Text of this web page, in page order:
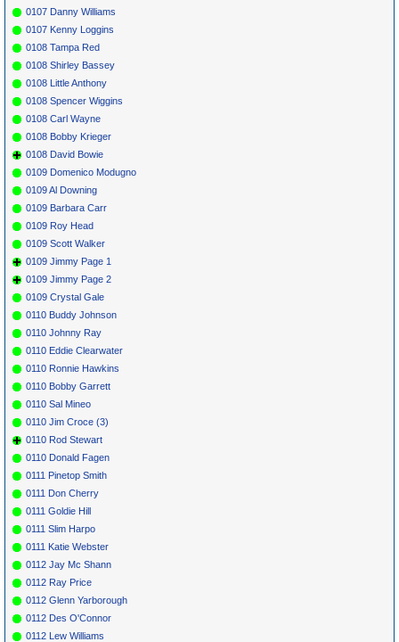
0107 Danny Williams
0107 Kenny Loggins
0108 Tampa Red
0108 Shirley Bassey
0108 Little Anthony
0108 Spencer Wiggins
0108 Carl Wayne
0108 Bobby Krieger
0108 David Bowie
0109 Domenico Modugno
0109 Al Downing
0109 Barbara Carr
0109 Roy Head
0109 Scott Walker
0109 Jimmy Page 1
0109 Jimmy Page 2
0109 Crystal Gale
0110 Buddy Johnson
0110 Johnny Ray
0110 Eddie Clearwater
0110 Ronnie Hawkins
0110 Bobby Garrett
0110 Sal Mineo
0110 Jim Croce (3)
0110 Rod Stewart
0110 Donald Fagen
0111 Pinetop Smith
0111 Don Cherry
0111 Goldie Hill
0111 Slim Harpo
0111 Katie Webster
0112 Jay Mc Shann
0112 Ray Price
0112 Glenn Yarborough
0112 Des O'Connor
0112 Lew Williams